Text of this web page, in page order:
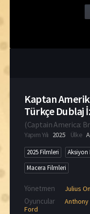
Kaptan
Türkçe Dublaj
(Captain America:
Yapım Yılı 2025 Ülke
2025 Filmleri Aksiyon
Macera Filmleri
Yönetmen Julius
Oyuncular Anthony
Ford